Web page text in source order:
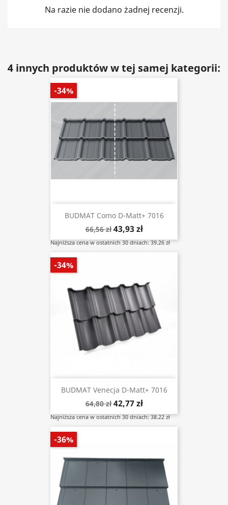
Na razie nie dodano żadnej recenzji.
4 innych produktów w tej samej kategorii:
BUDMAT Como D-Matt+ 7016
66,56 zł 43,93 zł
Najniższa cena w ostatnich 30 dniach: 39.26 zł
-34%
BUDMAT Venecja D-Matt+ 7016
64,80 zł 42,77 zł
Najniższa cena w ostatnich 30 dniach: 38.22 zł
-34%
-36%